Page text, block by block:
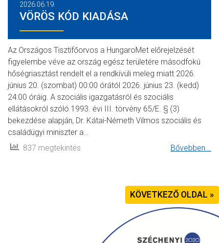
2026.06.19.
VÖRÖS KÓD KIADÁSA
Az Országos Tisztifőorvos a HungaroMet előrejelzését
figyelembe véve az ország egész területére másodfokú
hőségriasztást rendelt el a rendkívüli meleg miatt 2026.
június 20. (szombat) 00:00 órától 2026. június 23. (kedd)
24:00 óráig. A szociális igazgatásról és szociális
ellátásokról szóló 1993. évi III. törvény 65/E. § (3)
bekezdése alapján, Dr. Kátai-Németh Vilmos szociális és
családügyi miniszter a…
837 megtekintés
Bővebben...
KÖVETKEZŐ OLDAL »